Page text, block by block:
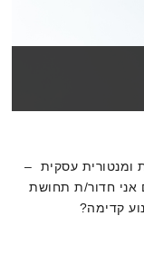
ומנטורית עסקית –
חדור/ת תחושת
קדימה?